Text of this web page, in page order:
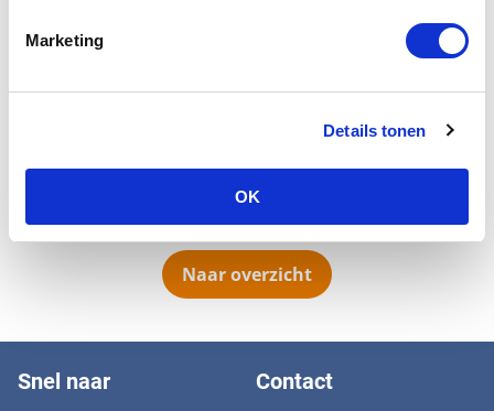
Marketing
Details tonen
OK
Elf jaar lang trouw je functie vervult als gezinshond, kinderen de deur
Het duurde dan ook niet lang voor dat een ander gezin hem in hun
Naar overzicht
Snel naar Contact